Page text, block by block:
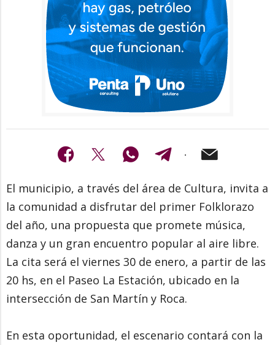
El municipio, a través del área de Cultura, invita a
la comunidad a disfrutar del primer Folklorazo
del año, una propuesta que promete música,
danza y un gran encuentro popular al aire libre.
La cita será el viernes 30 de enero, a partir de las
20 hs, en el Paseo La Estación, ubicado en la
intersección de San Martín y Roca.
En esta oportunidad, el escenario contará con la